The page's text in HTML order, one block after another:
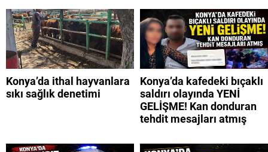
Konya’da ithal hayvanlara
sıkı sağlık denetimi
Konya’da kafedeki bıçaklı
saldırı olayında YENİ
GELİŞME! Kan donduran
tehdit mesajları atmış